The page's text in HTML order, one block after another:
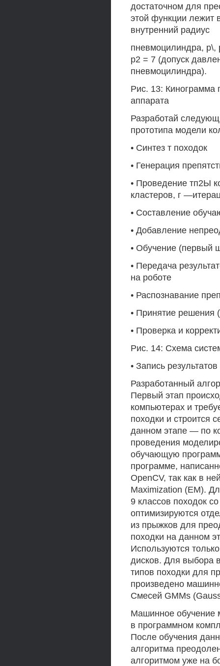
достаточном для
этой функции лежит
внутренний радиус
пневмоцилиндра,
р2 = 7 (допуск
пневмоцилиндра).
Рис. 13: Кинограмма
аппарата
Разработай
прототипа модели
• Синтез т походок
• Генерация
• Проведение тп2Ы
кластеров, г
• Составление
• Добавление
• Обучение (первый
• Передача
на роботе
• Распознавание
• Принятие
• Проверка и
Рис. 14: Схема
• Запись
Разработанный
Первый этап
компьютерах и
походки и строится
данном этапе — по
проведения
обучающую
программе,
OpenCV, так как в
Maximization (ЕМ).
9 классов походок
оптимизируются
из прыжков для
походки на данном
Используются
дисков. Для выбора
типов походки для
произведено
Смесей GMMs
Машинное обучение
в программном
После обучения
алгоритма
алгоритмом уже на